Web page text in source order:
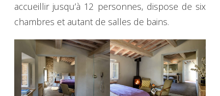
accueillir jusqu’à 12 personnes, dispose de six
chambres et autant de salles de bains.